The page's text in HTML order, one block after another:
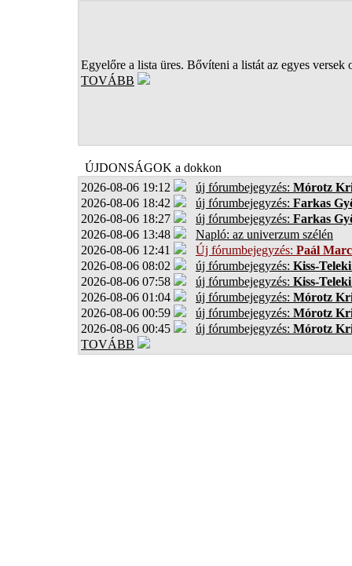
Egyelőre a lista üres. Bővíteni a listát az egyes versek
TOVÁBB
ÚJDONSÁGOK a dokkon
2026-08-06 19:12
új fórumbejegyzés: Mórotz
2026-08-06 18:42
új fórumbejegyzés: Farkas
2026-08-06 18:27
új fórumbejegyzés: Farkas
2026-08-06 13:48
Napló: az univerzum szélén
2026-08-06 12:41
Új fórumbejegyzés: Paál
2026-08-06 08:02
új fórumbejegyzés: Kiss-
2026-08-06 07:58
új fórumbejegyzés: Kiss-
2026-08-06 01:04
új fórumbejegyzés: Mórotz
2026-08-06 00:59
új fórumbejegyzés: Mórotz
2026-08-06 00:45
új fórumbejegyzés: Mórotz
TOVÁBB